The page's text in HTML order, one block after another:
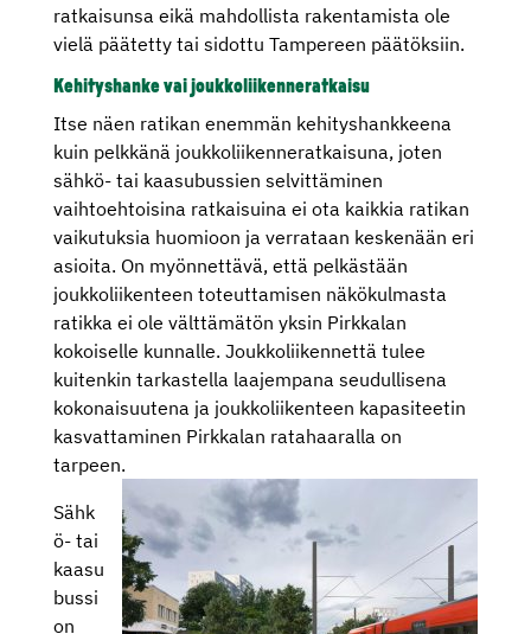
ratkaisunsa eikä mahdollista rakentamista ole
vielä päätetty tai sidottu Tampereen päätöksiin.
Kehityshanke vai joukkoliikenneratkaisu
Itse näen ratikan enemmän kehityshankkeena
kuin pelkkänä joukkoliikenneratkaisuna, joten
sähkö- tai kaasubussien selvittäminen
vaihtoehtoisina ratkaisuina ei ota kaikkia ratikan
vaikutuksia huomioon ja verrataan keskenään eri
asioita. On myönnettävä, että pelkästään
joukkoliikenteen toteuttamisen näkökulmasta
ratikka ei ole välttämätön yksin Pirkkalan
kokoiselle kunnalle. Joukkoliikennettä tulee
kuitenkin tarkastella laajempana seudullisena
kokonaisuutena ja joukkoliikenteen kapasiteetin
kasvattaminen Pirkkalan ratahaaralla on
tarpeen.
Sähk
ö- tai
kaasu
bussi
on